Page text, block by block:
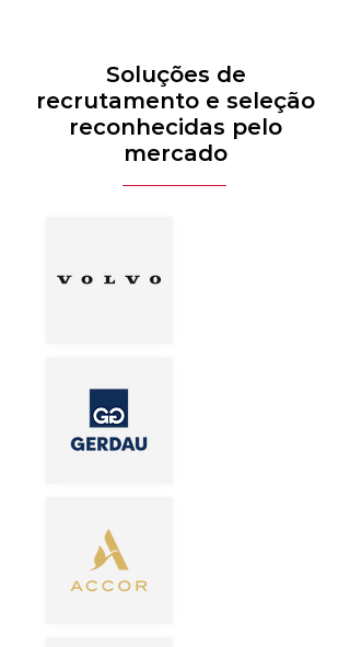
Soluções de
recrutamento e seleção
reconhecidas pelo
mercado